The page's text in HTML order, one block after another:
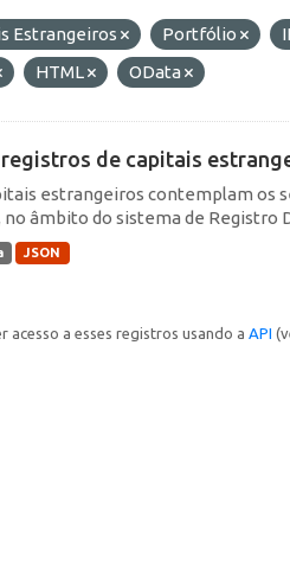
Estrangeiros Portfólio
HTML OData
de capitais
estrangeiros contemplam os
âmbito do sistema de Registro
JSON
acesso a esses registros usando a API